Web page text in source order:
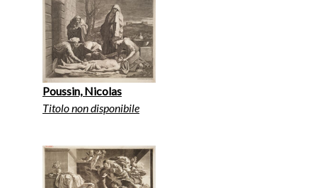
Poussin, Nicolas
Titolo non disponibile